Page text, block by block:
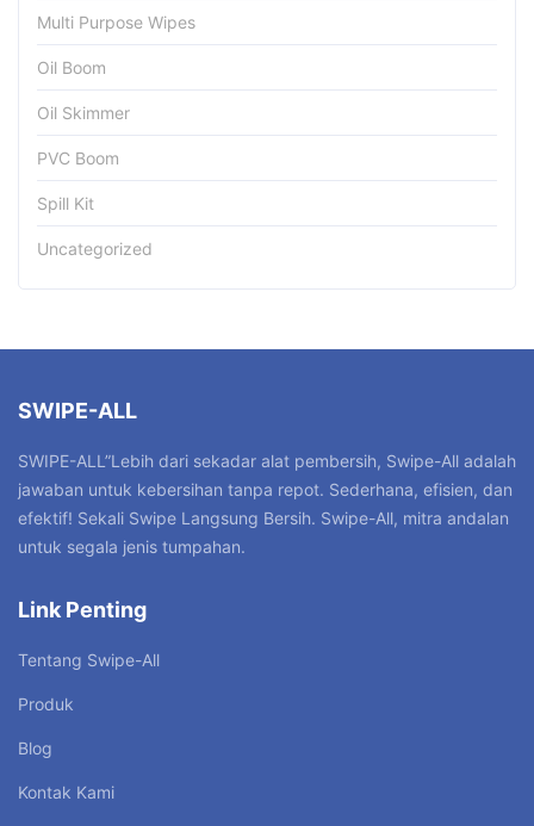
Multi Purpose Wipes
Oil Boom
Oil Skimmer
PVC Boom
Spill Kit
Uncategorized
SWIPE-ALL
SWIPE-ALL”Lebih dari sekadar alat pembersih, Swipe-All adalah
jawaban untuk kebersihan tanpa repot. Sederhana, efisien, dan
efektif! Sekali Swipe Langsung Bersih. Swipe-All, mitra andalan
untuk segala jenis tumpahan.
Link Penting
Tentang Swipe-All
Produk
Blog
Kontak Kami